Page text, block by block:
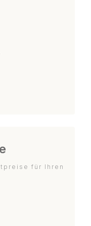
für Ihren